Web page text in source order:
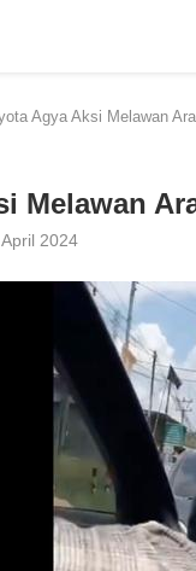
Agya Aksi Melawan
Melawan
2024